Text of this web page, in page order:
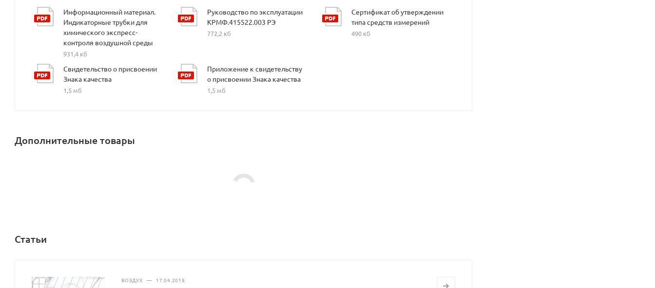
Информационный материал.
Индикаторные трубки для
химического экспресс-
контроля воздушной среды
931,4 кб
Руководство по эксплуатации
КРМФ.415522.003 РЭ
772,2 кб
Сертификат об утверждении
типа средств измерений
490 кб
Свидетельство о присвоении
Знака качества
1,5 мб
Приложение к свидетельству
о присвоении Знака качества
1,5 мб
Дополнительные товары
Статьи
ВОЗДУХ — 17.04.2018